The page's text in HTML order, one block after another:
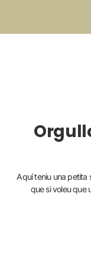
Aquí teniu una petita
que si voleu que